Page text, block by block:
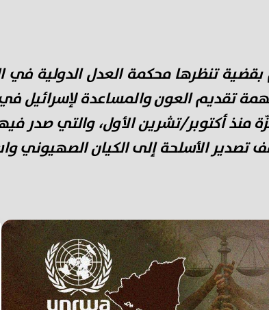
تنظرها محكمة العدل الدولية في
تقديم العون والمساعدة
منذ أكتوبر/تشرين الأول، والتي صدر
تصدير الأسلحة إلى الكيان